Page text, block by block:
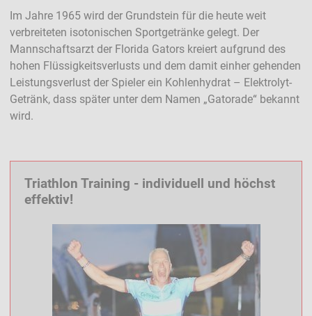
Im Jahre 1965 wird der Grundstein für die heute weit
verbreiteten isotonischen Sportgetränke gelegt. Der
Mannschaftsarzt der Florida Gators kreiert aufgrund des
hohen Flüssigkeitsverlusts und dem damit einher gehenden
Leistungsverlust der Spieler ein Kohlenhydrat – Elektrolyt-
Getränk, dass später unter dem Namen „Gatorade“ bekannt
wird.
Triathlon Training - individuell und höchst
effektiv!